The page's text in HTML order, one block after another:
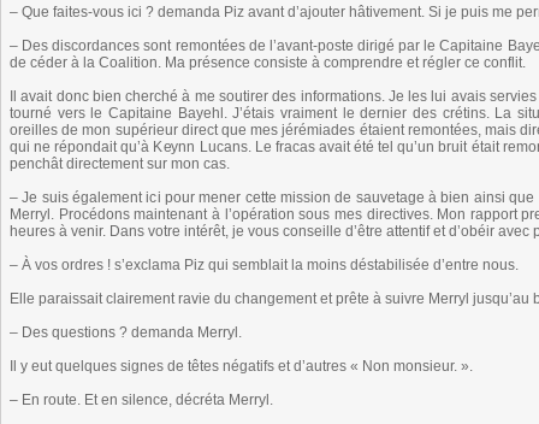
– Que faites-vous ici ? demanda Piz avant d’ajouter hâtivement. Si je puis me
– Des discordances sont remontées de l’avant-poste dirigé par le Capitaine
de céder à la Coalition. Ma présence consiste à comprendre et régler ce conflit.
Il avait donc bien cherché à me soutirer des informations. Je les lui avais
tourné vers le Capitaine Bayehl. J’étais vraiment le dernier des crétins. La
oreilles de mon supérieur direct que mes jérémiades étaient remontées, mais
qui ne répondait qu’à Keynn Lucans. Le fracas avait été tel qu’un bruit était
penchât directement sur mon cas.
– Je suis également ici pour mener cette mission de sauvetage à bien ainsi
Merryl. Procédons maintenant à l’opération sous mes directives. Mon rapport
heures à venir. Dans votre intérêt, je vous conseille d’être attentif et d’obéir avec
– À vos ordres ! s’exclama Piz qui semblait la moins déstabilisée d’entre nous.
Elle paraissait clairement ravie du changement et prête à suivre Merryl jusqu’au
– Des questions ? demanda Merryl.
Il y eut quelques signes de têtes négatifs et d’autres « Non monsieur. ».
– En route. Et en silence, décréta Merryl.